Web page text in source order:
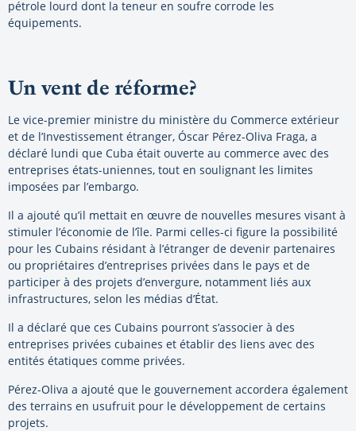
pétrole lourd dont la teneur en soufre corrode les
équipements.
Un vent de réforme?
Le vice-premier ministre du ministère du Commerce extérieur
et de l’Investissement étranger, Óscar Pérez-Oliva Fraga, a
déclaré lundi que Cuba était ouverte au commerce avec des
entreprises états-uniennes, tout en soulignant les limites
imposées par l’embargo.
Il a ajouté qu’il mettait en œuvre de nouvelles mesures visant à
stimuler l’économie de l’île. Parmi celles-ci figure la possibilité
pour les Cubains résidant à l’étranger de devenir partenaires
ou propriétaires d’entreprises privées dans le pays et de
participer à des projets d’envergure, notamment liés aux
infrastructures, selon les médias d’État.
Il a déclaré que ces Cubains pourront s’associer à des
entreprises privées cubaines et établir des liens avec des
entités étatiques comme privées.
Pérez-Oliva a ajouté que le gouvernement accordera également
des terrains en usufruit pour le développement de certains
projets.